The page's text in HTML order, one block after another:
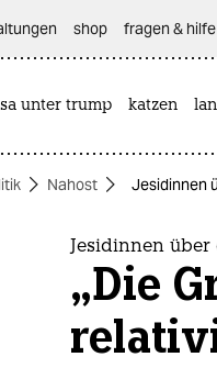
shop fragen & hilfe
unter trump katzen
Nahost Je­si­din­nen
Je­si­din­nen über
„Die